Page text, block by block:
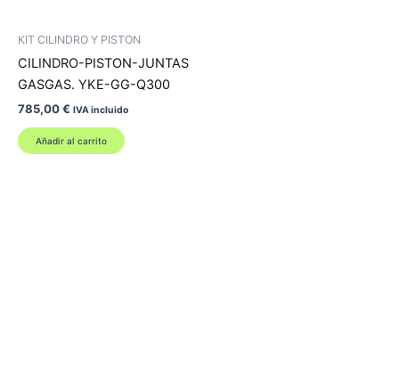
KIT CILINDRO Y PISTON
CILINDRO-PISTON-JUNTAS
GASGAS. YKE-GG-Q300
785,00€ IVA incluido
Añadir al carrito